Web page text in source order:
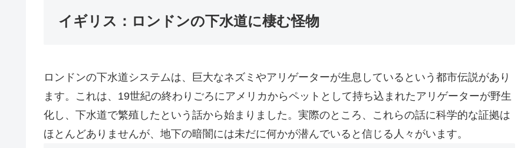
イギリス：ロンドンの下水道に棲む怪物
ロンドンの下水道システムは、巨大なネズミやアリゲーターが生息しているという都市伝説があり
ます。これは、19世紀の終わりごろにアメリカからペットとして持ち込まれたアリゲーターが野生
化し、下水道で繁殖したという話から始まりました。実際のところ、これらの話に科学的な証拠は
ほとんどありませんが、地下の暗闇には未だに何かが潜んでいると信じる人々がいます。